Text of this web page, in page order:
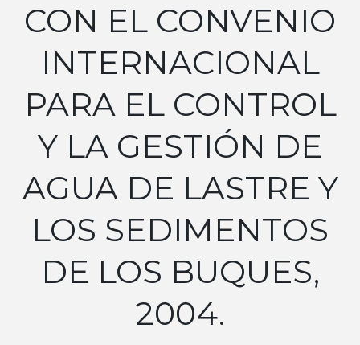
CON EL CONVENIO
INTERNACIONAL
PARA EL CONTROL
Y LA GESTIÓN DE
AGUA DE LASTRE Y
LOS SEDIMENTOS
DE LOS BUQUES,
2004.